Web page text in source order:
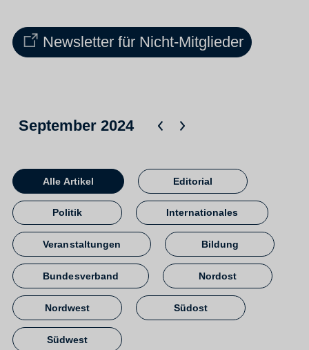
Newsletter für Nicht-Mitglieder
September 2024
Alle Artikel Editorial
Politik Internationales
Veranstaltungen Bildung
Bundesverband Nordost
Nordwest Südost
Südwest